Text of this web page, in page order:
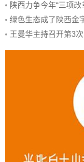
• 陕西力争今年“三项
• 绿色生态成了陕西金
• 王曼华主持召开第3